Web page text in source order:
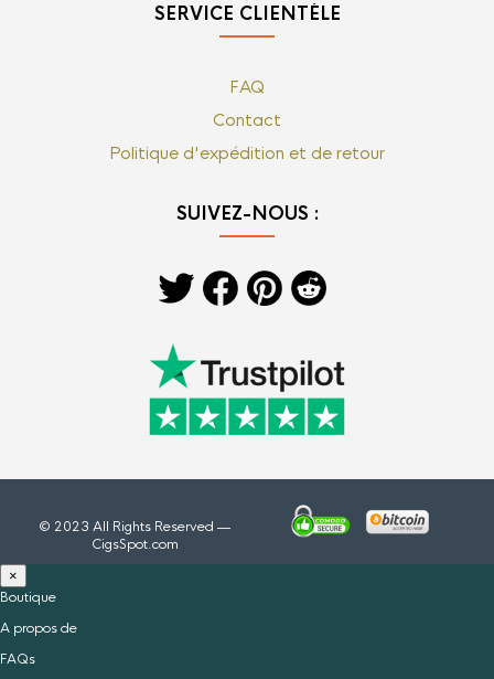
SERVICE CLIENTÈLE
FAQ
Contact
Politique d'expédition et de retour
SUIVEZ-NOUS :
© 2023 All Rights Reserved —
CigsSpot.com
×
Boutique
A propos de
FAQs